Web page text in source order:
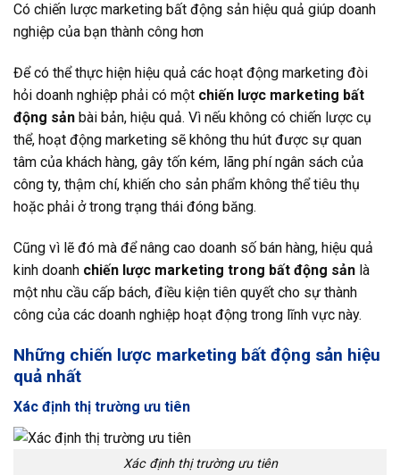
Có chiến lược marketing bất động sản hiệu quả giúp doanh
nghiệp của bạn thành công hơn
Để có thể thực hiện hiệu quả các hoạt động marketing đòi
hỏi doanh nghiệp phải có một chiến lược marketing bất
động sản bài bản, hiệu quả. Vì nếu không có chiến lược cụ
thể, hoạt động marketing sẽ không thu hút được sự quan
tâm của khách hàng, gây tốn kém, lãng phí ngân sách của
công ty, thậm chí, khiến cho sản phẩm không thể tiêu thụ
hoặc phải ở trong trạng thái đóng băng.
Cũng vì lẽ đó mà để nâng cao doanh số bán hàng, hiệu quả
kinh doanh chiến lược marketing trong bất động sản là
một nhu cầu cấp bách, điều kiện tiên quyết cho sự thành
công của các doanh nghiệp hoạt động trong lĩnh vực này.
Những chiến lược marketing bất động sản hiệu
quả nhất
Xác định thị trường ưu tiên
Xác định thị trường ưu tiên